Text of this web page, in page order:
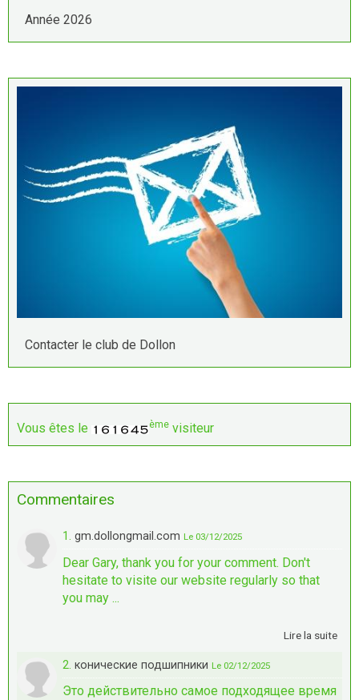
Année 2026
Contacter le club de Dollon
Vous êtes le ème visiteur
Commentaires
1. gm.dollongmail.com Le 03/12/2025
Dear Gary, thank you for your comment. Don't
hesitate to visite our website regularly so that
you may ...
Lire la suite
2. конические подшипники Le 02/12/2025
Это действительно самое подходящее время